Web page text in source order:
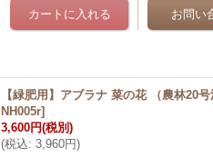
【緑肥用】アブラナ 菜の花 （農林20
NH005r]
3,600円(税別)
(税込: 3,960円)